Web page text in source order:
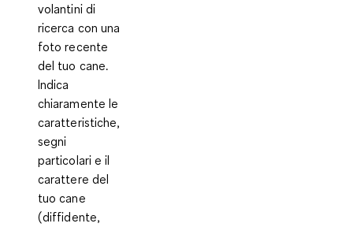
volantini di
ricerca con una
foto recente
del tuo cane.
Indica
chiaramente le
caratteristiche,
segni
particolari e il
carattere del
tuo cane
(diffidente,